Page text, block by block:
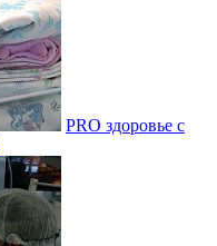
PRO здоровье с